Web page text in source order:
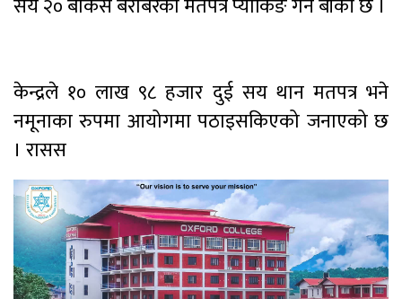
केन्द्रले १० लाख ९८ हजार दुई सय थान मतपत्र भने
नमूनाका रुपमा आयोगमा पठाइसकिएको जनाएको छ
। रासस